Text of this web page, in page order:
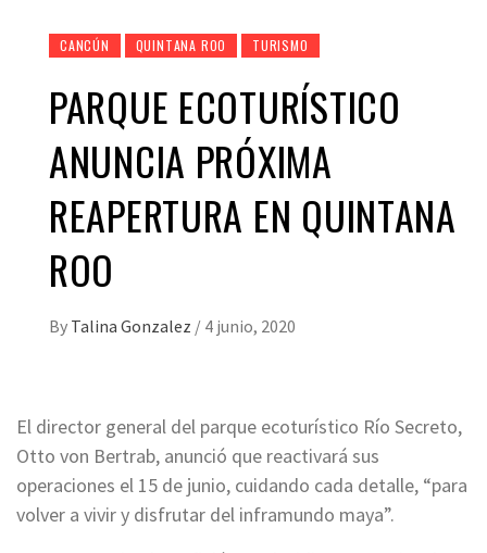
CANCÚN QUINTANA ROO TURISMO
PARQUE ECOTURÍSTICO
ANUNCIA PRÓXIMA
REAPERTURA EN QUINTANA
ROO
By Talina Gonzalez / 4 junio, 2020
El director general del parque ecoturístico Río Secreto,
Otto von Bertrab, anunció que reactivará sus
operaciones el 15 de junio, cuidando cada detalle, “para
volver a vivir y disfrutar del inframundo maya”.